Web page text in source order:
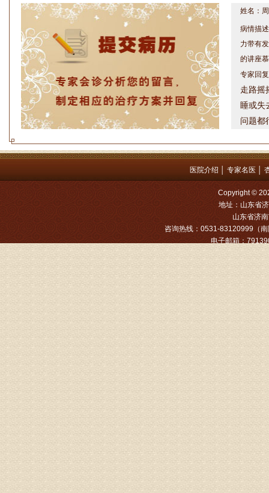
病情描
力带有
的讲座
专家回
走路摇
睡或失
问题都
方案，
姓名：
病情描
专家回
姓名：
病情描
专家回
专家回
物灌注
来院就
病情描
专家回
由于来
姓名：
病情描
医院介绍 专家名医
Copyright ©
地址：山东省
山东省济南
咨询热线：0531-83120999（
电子邮箱：